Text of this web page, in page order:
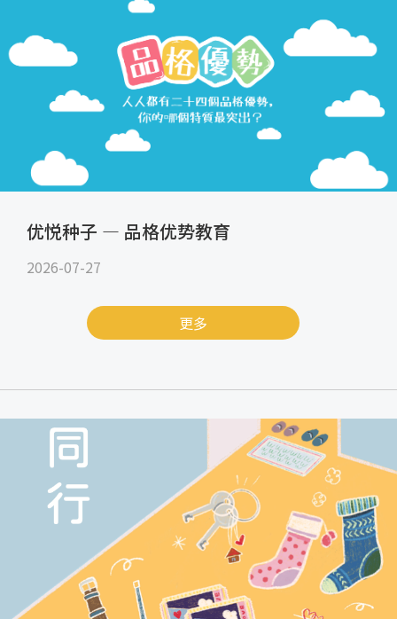
优悦种子 — 品格优势教育
2026-07-27
更多